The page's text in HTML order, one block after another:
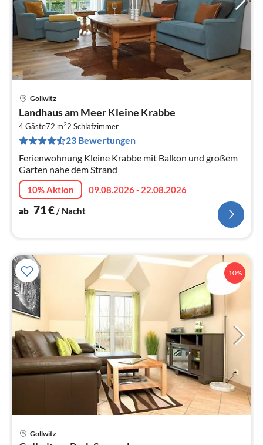
Gollwitz
Landhaus am Meer Kleine Krabbe
4 Gäste72 m22 Schlafzimmer
23 Bewertungen
Ferienwohnung Kleine Krabbe mit Balkon und großem
Garten nahe dem Strand
10% Aktion
09.08.2026 - 22.08.2026
ab 71€/ Nacht
10%
Gollwitz